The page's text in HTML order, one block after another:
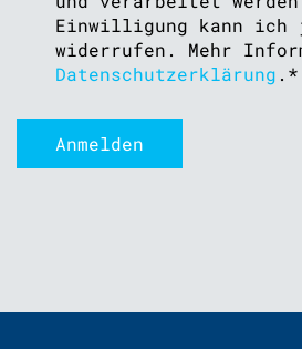
Einwilligung kann ich
widerrufen. Mehr
Datenschutzerklärung . *